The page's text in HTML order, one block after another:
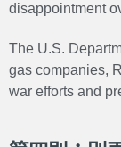
disappointment
The U.S.
gas companies,
war efforts and